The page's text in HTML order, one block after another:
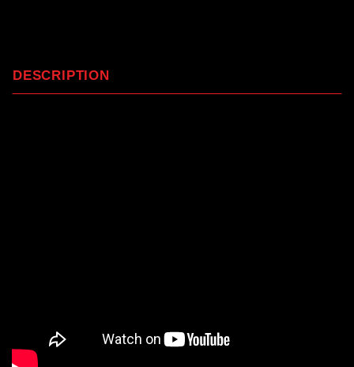
DESCRIPTION